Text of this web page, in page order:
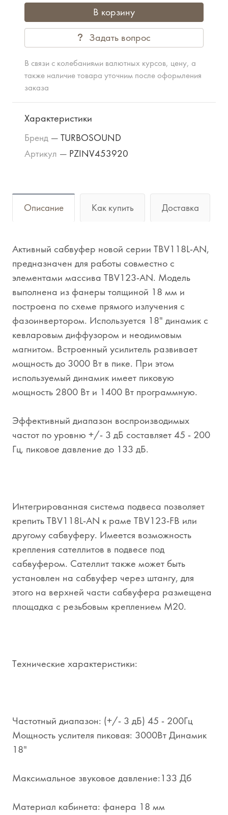
В корзину
Задать вопрос
В связи с колебаниями валютных курсов, цену, а
также наличие товара уточним после оформления
заказа
Характеристики
Бренд — TURBOSOUND
Артикул — PZINV453920
Описание Как купить Доставка
Активный сабвуфер новой серии TBV118L-AN,
предназначен для работы совместно с
элементами массива TBV123-AN. Модель
выполнена из фанеры толщиной 18 мм и
построена по схеме прямого излучения с
фазоинвертором. Используется 18" динамик с
кевларовым диффузором и неодимовым
магнитом. Встроенный усилитель развивает
мощность до 3000 Вт в пике. При этом
используемый динамик имеет пиковую
мощность 2800 Вт и 1400 Вт программную.
Эффективный диапазон воспроизводимых
частот по уровню +/- 3 дБ составляет 45 - 200
Гц, пиковое давление до 133 дБ.
Интегрированная система подвеса позволяет
крепить TBV118L-AN к раме TBV123-FB или
другому сабвуферу. Имеется возможность
крепления сателлитов в подвесе под
сабвуфером. Сателлит также может быть
установлен на сабвуфер через штангу, для
этого на верхней части сабвуфера размещена
площадка с резьбовым креплением M20.
Технические характеристики:
Частотный диапазон: (+/- 3 дБ) 45 - 200Гц
Мощность услителя пиковая: 3000Вт Динамик
18"
Максимальное звуковое давление:133 Дб
Материал кабинета: фанера 18 мм